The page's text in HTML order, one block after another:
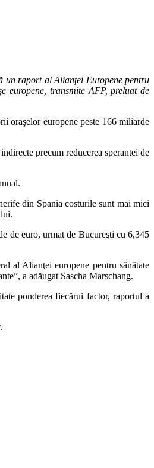
un raport al Alianţei Europene pentru
europene, transmite AFP, preluat de
oraşelor europene peste 166 miliarde
precum reducerea speranţei de
din Spania costurile sunt mai mici
de euro, urmat de Bucureşti cu 6,345
al Alianţei europene pentru sănătate
a adăugat Sascha Marschang.
ponderea fiecărui factor, raportul a